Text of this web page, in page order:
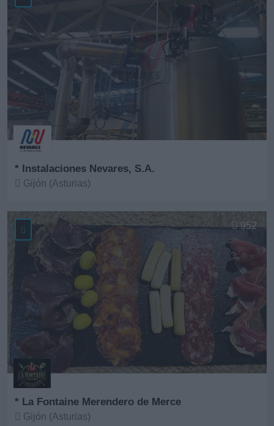
* Instalaciones Nevares, S.A.
Gijón (Asturias)
* La Fontaine Merendero de Merce
Gijón (Asturias)
952